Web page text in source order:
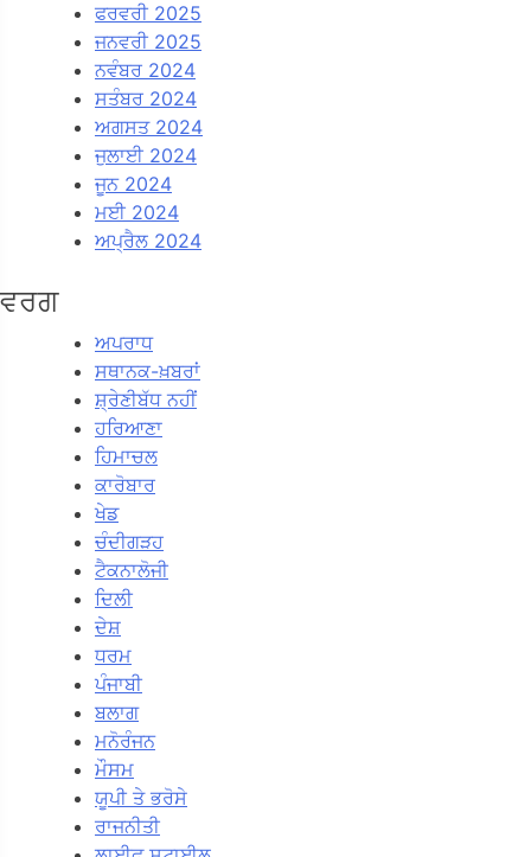
ਫਰਵਰੀ 2025
ਜਨਵਰੀ 2025
ਨਵੰਬਰ 2024
ਸਤੰਬਰ 2024
ਅਗਸਤ 2024
ਜੁਲਾਈ 2024
ਜੂਨ 2024
ਮਈ 2024
ਅਪ੍ਰੈਲ 2024
ਵਰਗ
ਅਪਰਾਧ
ਸਥਾਨਕ-ਖ਼ਬਰਾਂ
ਸ਼੍ਰੇਣੀਬੱਧ ਨਹੀਂ
ਹਰਿਆਣਾ
ਹਿਮਾਚਲ
ਕਾਰੋਬਾਰ
ਖੇਡ
ਚੰਦੀਗੜਹ
ਟੈਕਨਾਲੋਜੀ
ਦਿਲੀ
ਦੇਸ਼
ਧਰਮ
ਪੰਜਾਬੀ
ਬਲਾਗ
ਮਨੋਰੰਜਨ
ਮੌਸਮ
ਯੂਪੀ ਤੇ ਭਰੋਸੇ
ਰਾਜਨੀਤੀ